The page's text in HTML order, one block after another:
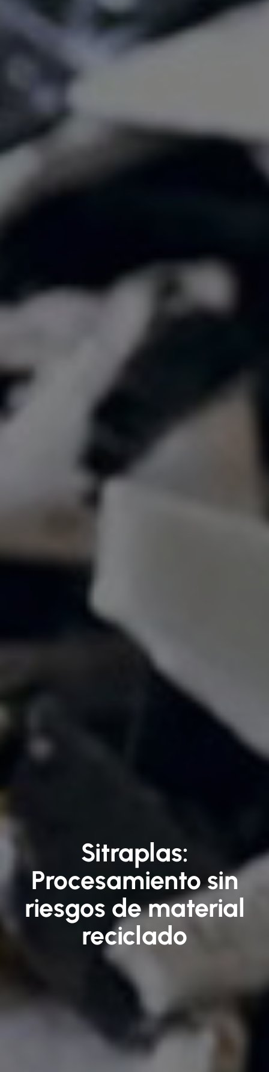
Sitraplas:
Procesamiento sin
riesgos de material
reciclado